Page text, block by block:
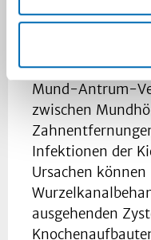
odontogenen
diagnostizierte
Mund-Antrum-
zwischen
Infektionen der
Ursachen
ausgehenden